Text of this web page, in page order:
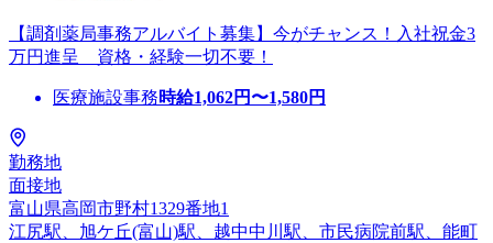
【調剤薬局事務アルバイト募集】今がチャンス！入社祝金3
万円進呈 資格・経験一切不要！
医療施設事務時給1,062円〜1,580円
勤務地
面接地
富山県高岡市野村1329番地1
江尻駅、旭ケ丘(富山)駅、越中中川駅、市民病院前駅、能町